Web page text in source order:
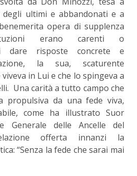
degli ultimi e abbandonati e a
opera di supplenza
erano carenti o
dare risposte concrete e
la sua, scaturente
in Lui e che lo spingeva a
Una carità a tutto campo che
propulsiva da una fede viva,
come ha illustrato Suor
Generale delle Ancelle del
offerta innanzi la
“Senza la fede che sarai mai